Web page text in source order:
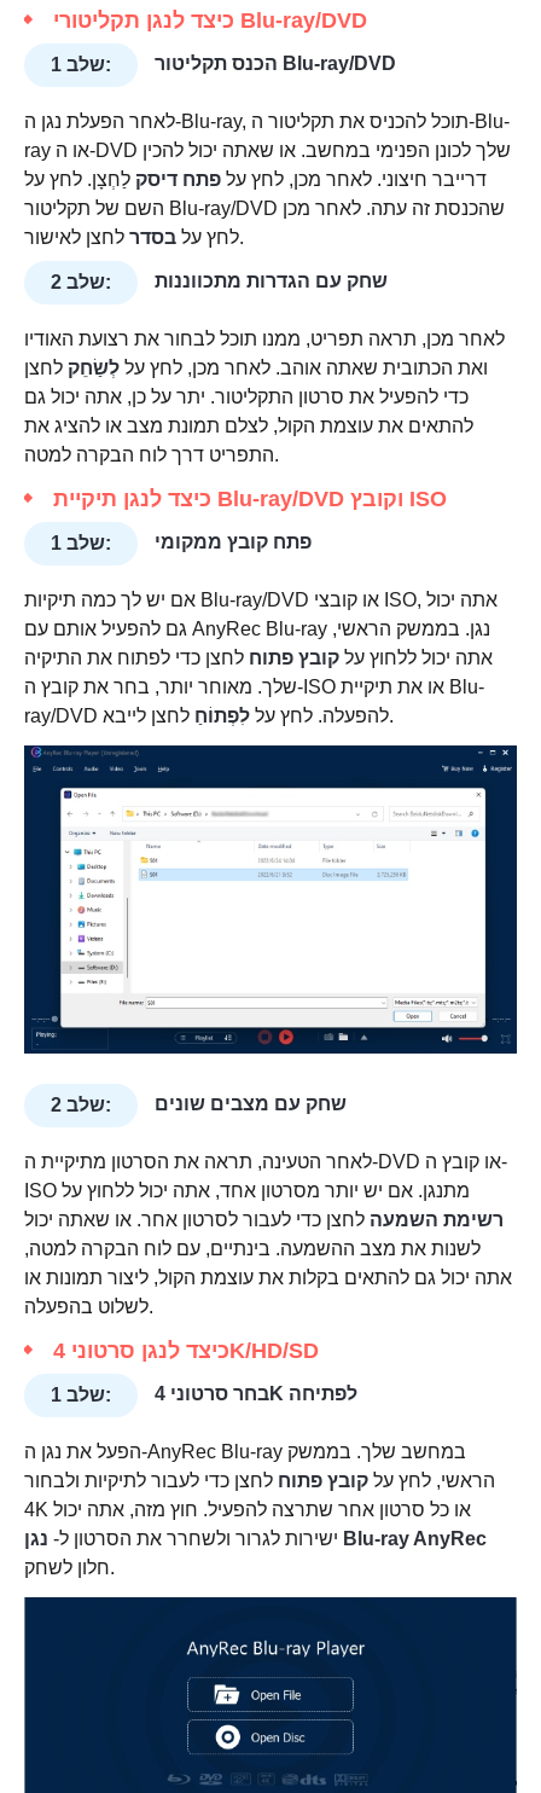
כיצד לנגן תקליטורי Blu-ray/DVD
שלב 1: הכנס תקליטור Blu-ray/DVD
לאחר הפעלת נגן ה-Blu-ray, תוכל להכניס את תקליטור ה-Blu-
ray או ה-DVD שלך לכונן הפנימי במחשב. או שאתה יכול להכין
דרייבר חיצוני. לאחר מכן, לחץ על פתח דיסק לַחְצָן. לחץ על
השם של תקליטור Blu-ray/DVD שהכנסת זה עתה. לאחר מכן
לחץ על בסדר לחצן לאישור.
שלב 2: שחק עם הגדרות מתכווננות
לאחר מכן, תראה תפריט, ממנו תוכל לבחור את רצועת האודיו
ואת הכתובית שאתה אוהב. לאחר מכן, לחץ על לְשַׂחֵק לחצן
כדי להפעיל את סרטון התקליטור. יתר על כן, אתה יכול גם
להתאים את עוצמת הקול, לצלם תמונת מצב או להציג את
התפריט דרך לוח הבקרה למטה.
כיצד לנגן תיקיית Blu-ray/DVD וקובץ ISO
שלב 1: פתח קובץ ממקומי
אם יש לך כמה תיקיות Blu-ray/DVD או קובצי ISO, אתה יכול
גם להפעיל אותם עם AnyRec Blu-ray נגן. בממשק הראשי,
אתה יכול ללחוץ על קובץ פתוח לחצן כדי לפתוח את התיקיה
שלך. מאוחר יותר, בחר את קובץ ה-ISO או את תיקיית Blu-
ray/DVD להפעלה. לחץ על לִפְתוֹחַ לחצן לייבא.
שלב 2: שחק עם מצבים שונים
לאחר הטעינה, תראה את הסרטון מתיקיית ה-DVD או קובץ ה-
ISO מתנגן. אם יש יותר מסרטון אחד, אתה יכול ללחוץ על
רשימת השמעה לחצן כדי לעבור לסרטון אחר. או שאתה יכול
לשנות את מצב ההשמעה. בינתיים, עם לוח הבקרה למטה,
אתה יכול גם להתאים בקלות את עוצמת הקול, ליצור תמונות או
לשלוט בהפעלה.
כיצד לנגן סרטוני 4K/HD/SD
שלב 1: בחר סרטוני 4K לפתיחה
הפעל את נגן ה-AnyRec Blu-ray במחשב שלך. בממשק
הראשי, לחץ על קובץ פתוח לחצן כדי לעבור לתיקיות ולבחור
4K או כל סרטון אחר שתרצה להפעיל. חוץ מזה, אתה יכול
ישירות לגרור ולשחרר את הסרטון ל- נגן Blu-ray AnyRec
חלון לשחק.